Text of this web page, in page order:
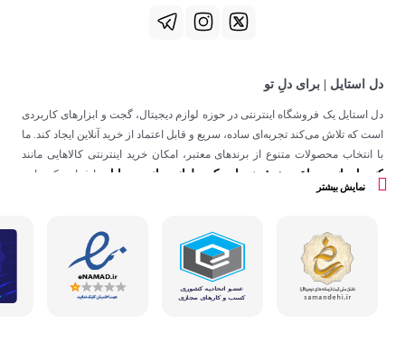
دل استایل | برای دلِ تو
دل استایل یک فروشگاه اینترنتی در حوزه لوازم دیجیتال، گجت و ابزارهای کاربردی
است که تلاش می‌کند تجربه‌ای ساده، سریع و قابل اعتماد از خرید آنلاین ایجاد کند. ما
با انتخاب محصولات متنوع از برندهای معتبر، امکان خرید اینترنتی کالاهایی مانند
کنسول بازی ساعت هوشمند اسپیکر ولوازم جانبی موبایل
را فراهم کرده‌ایم.
در دل استایل، تمرکز ما فقط روی فروش نیست؛ هدف ساختن تجربه‌ای است که
نمایش بیشتر